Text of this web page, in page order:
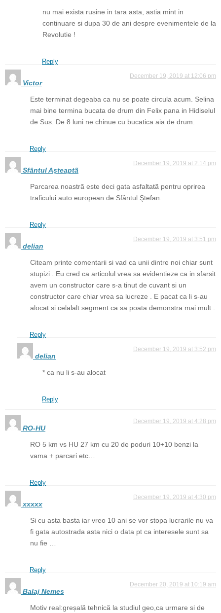
nu mai exista rusine in tara asta, astia mint in
continuare si dupa 30 de ani despre evenimentele de la
Revolutie !
Reply
Victor
December 19, 2019 at 12:06 pm
Este terminat degeaba ca nu se poate circula acum. Selina
mai bine termina bucata de drum din Felix pana in Hidiselul
de Sus. De 8 luni ne chinue cu bucatica aia de drum.
Reply
Sfântul Aşteaptã
December 19, 2019 at 2:14 pm
Parcarea noastrã este deci gata asfaltatã pentru oprirea
traficului auto european de Sfântul Ştefan.
Reply
delian
December 19, 2019 at 3:51 pm
Citeam printe comentarii si vad ca unii dintre noi chiar sunt
stupizi . Eu cred ca articolul vrea sa evidentieze ca in sfarsit
avem un constructor care s-a tinut de cuvant si un
constructor care chiar vrea sa lucreze . E pacat ca li s-au
alocat si celalalt segment ca sa poata demonstra mai mult .
Reply
delian
December 19, 2019 at 3:52 pm
* ca nu li s-au alocat
Reply
RO-HU
December 19, 2019 at 4:28 pm
RO 5 km vs HU 27 km cu 20 de poduri 10+10 benzi la
vama + parcari etc…
Reply
xxxxx
December 19, 2019 at 4:30 pm
Si cu asta basta iar vreo 10 ani se vor stopa lucrarile nu va
fi gata autostrada asta nici o data pt ca interesele sunt sa
nu fie …
Reply
Balaj Nemes
December 20, 2019 at 10:19 am
Motiv real:greșală tehnică la studiul geo,ca urmare si de